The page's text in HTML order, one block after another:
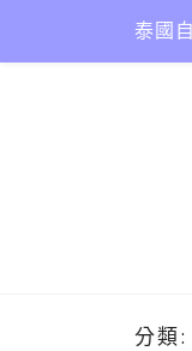
content
泰國
分類: